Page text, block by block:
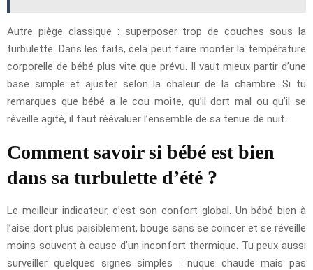
Autre piège classique : superposer trop de couches sous la
turbulette. Dans les faits, cela peut faire monter la température
corporelle de bébé plus vite que prévu. Il vaut mieux partir d’une
base simple et ajuster selon la chaleur de la chambre. Si tu
remarques que bébé a le cou moite, qu’il dort mal ou qu’il se
réveille agité, il faut réévaluer l’ensemble de sa tenue de nuit.
Comment savoir si bébé est bien
dans sa turbulette d’été ?
Le meilleur indicateur, c’est son confort global. Un bébé bien à
l’aise dort plus paisiblement, bouge sans se coincer et se réveille
moins souvent à cause d’un inconfort thermique. Tu peux aussi
surveiller quelques signes simples : nuque chaude mais pas